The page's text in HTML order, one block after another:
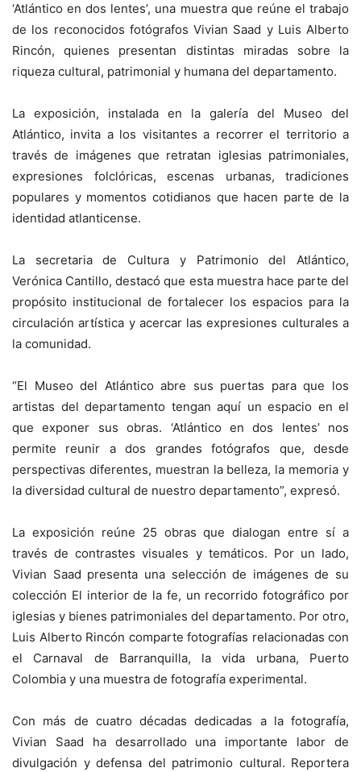
‘Atlántico en dos lentes’, una muestra que reúne el trabajo
de los reconocidos fotógrafos Vivian Saad y Luis Alberto
Rincón, quienes presentan distintas miradas sobre la
riqueza cultural, patrimonial y humana del departamento.
La exposición, instalada en la galería del Museo del
Atlántico, invita a los visitantes a recorrer el territorio a
través de imágenes que retratan iglesias patrimoniales,
expresiones folclóricas, escenas urbanas, tradiciones
populares y momentos cotidianos que hacen parte de la
identidad atlanticense.
La secretaria de Cultura y Patrimonio del Atlántico,
Verónica Cantillo, destacó que esta muestra hace parte del
propósito institucional de fortalecer los espacios para la
circulación artística y acercar las expresiones culturales a
la comunidad.
“El Museo del Atlántico abre sus puertas para que los
artistas del departamento tengan aquí un espacio en el
que exponer sus obras. ‘Atlántico en dos lentes’ nos
permite reunir a dos grandes fotógrafos que, desde
perspectivas diferentes, muestran la belleza, la memoria y
la diversidad cultural de nuestro departamento”, expresó.
La exposición reúne 25 obras que dialogan entre sí a
través de contrastes visuales y temáticos. Por un lado,
Vivian Saad presenta una selección de imágenes de su
colección El interior de la fe, un recorrido fotográfico por
iglesias y bienes patrimoniales del departamento. Por otro,
Luis Alberto Rincón comparte fotografías relacionadas con
el Carnaval de Barranquilla, la vida urbana, Puerto
Colombia y una muestra de fotografía experimental.
Con más de cuatro décadas dedicadas a la fotografía,
Vivian Saad ha desarrollado una importante labor de
divulgación y defensa del patrimonio cultural. Reportera